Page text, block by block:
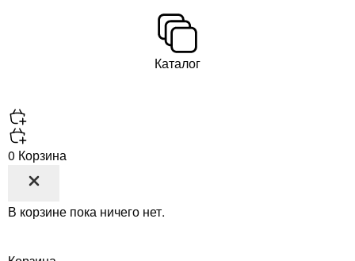
Каталог
0 Корзина
В корзине пока ничего нет.